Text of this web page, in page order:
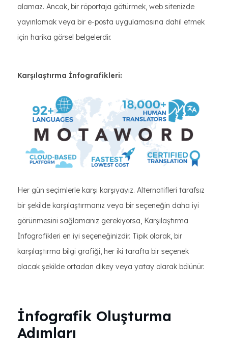
alamaz. Ancak, bir röportaja götürmek, web sitenizde
yayınlamak veya bir e-posta uygulamasına dahil etmek
için harika görsel belgelerdir.
Karşılaştırma İnfografikleri:
Her gün seçimlerle karşı karşıyayız. Alternatifleri tarafsız
bir şekilde karşılaştırmanız veya bir seçeneğin daha iyi
görünmesini sağlamanız gerekiyorsa, Karşılaştırma
İnfografikleri en iyi seçeneğinizdir. Tipik olarak, bir
karşılaştırma bilgi grafiği, her iki tarafta bir seçenek
olacak şekilde ortadan dikey veya yatay olarak bölünür.
İnfografik Oluşturma
Adımları